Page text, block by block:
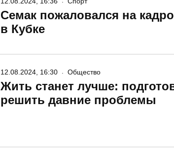
Семак пожаловался на
в Кубке
Жить станет лучше:
решить давние проблемы
12.08.2024, 16:30 Общество